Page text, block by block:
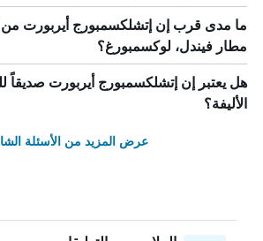
ما مدى قرب إن إتشلكسمبورج أيربورت
مطار فيندل، لوكسمبورغ؟
هل يعتبر إن إتشلكسمبورج أيربورت صديقاً
الأليفة؟
عرض المزيد من الأسئلة